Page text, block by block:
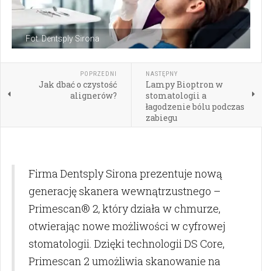
Fot. Dentsply Sirona
POPRZEDNI
Jak dbać o czystość
alignerów?
NASTĘPNY
Lampy Bioptron w
stomatologii a
łagodzenie bólu podczas
zabiegu
Firma Dentsply Sirona prezentuje nową
generację skanera wewnątrzustnego –
Primescan® 2, który działa w chmurze,
otwierając nowe możliwości w cyfrowej
stomatologii. Dzięki technologii DS Core,
Primescan 2 umożliwia skanowanie na